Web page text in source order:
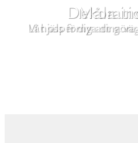
Vi hjälper dig att göra